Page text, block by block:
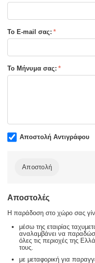
Το E-mail σας:
Το Μήνυμα σας:
Αποστολή Αντιγράφου
Αποστολή
Αποστολές
Η παράδοση στο χώρο σας
μέσω της εταιρίας
αναλαμβάνει να
όλες τις περιοχές της
τους.
με μεταφορική για